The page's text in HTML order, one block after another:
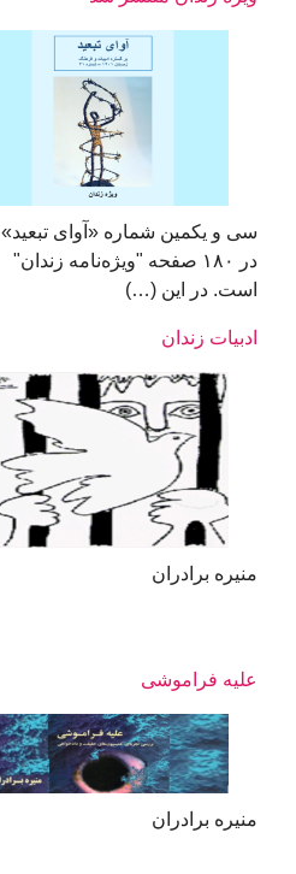
سی و یکمین شماره «آوای تبعید»
در ۱۸۰ صفحه "ویژه‌نامه‌ زندان"
است. در این (…)
ادبیات زندان
منیره برادران
علیه فراموشی
منیره برادران